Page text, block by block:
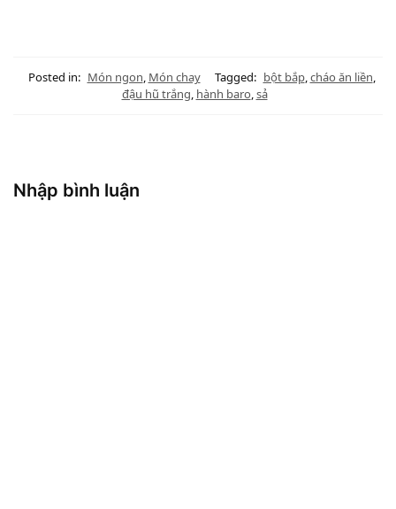
Posted in: Món ngon, Món chay Tagged: bột bắp,cháo ăn liền,
đậu hũ trắng, hành baro,sả
Nhập bình luận